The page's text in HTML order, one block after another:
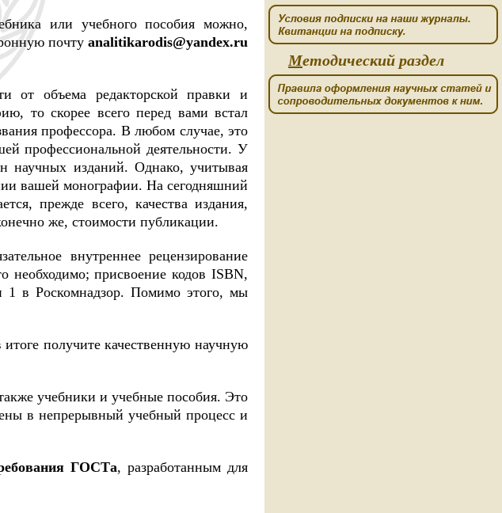
Методический раздел
или учебного пособия можно,
почту analitikarodis@yandex.ru
от объема редакторской правки и
то скорее всего перед вами встал
профессора. В любом случае, это
профессиональной деятельности. У
изданий. Однако, учитывая
вашей монографии. На сегодняшний
прежде всего, качества издания,
же, стоимости публикации.
внутреннее рецензирование
необходимо; присвоение кодов ISBN,
в Роскомнадзор. Помимо этого, мы
получите качественную научную
учебники и учебные пособия. Это
в непрерывный учебный процесс и
ГОСТа, разработанным для